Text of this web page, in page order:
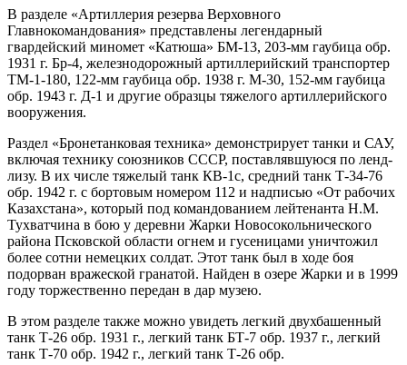
В разделе «Артиллерия резерва Верховного
Главнокомандования» представлены легендарный
гвардейский миномет «Катюша» БМ-13, 203-мм гаубица обр.
1931 г. Бр-4, железнодорожный артиллерийский транспортер
ТМ-1-180, 122-мм гаубица обр. 1938 г. М-30, 152-мм гаубица
обр. 1943 г. Д-1 и другие образцы тяжелого артиллерийского
вооружения.
Раздел «Бронетанковая техника» демонстрирует танки и САУ,
включая технику союзников СССР, поставлявшуюся по ленд-
лизу. В их числе тяжелый танк КВ-1с, средний танк Т-34-76
обр. 1942 г. с бортовым номером 112 и надписью «От рабочих
Казахстана», который под командованием лейтенанта Н.М.
Тухватчина в бою у деревни Жарки Новосокольнического
района Псковской области огнем и гусеницами уничтожил
более сотни немецких солдат. Этот танк был в ходе боя
подорван вражеской гранатой. Найден в озере Жарки и в 1999
году торжественно передан в дар музею.
В этом разделе также можно увидеть легкий двухбашенный
танк Т-26 обр. 1931 г., легкий танк БТ-7 обр. 1937 г., легкий
танк Т-70 обр. 1942 г., легкий танк Т-26 обр.